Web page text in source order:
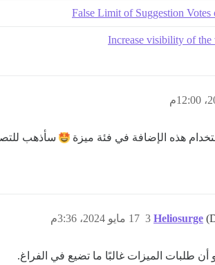
False Limit of Suggestion Votes
Increase visibility of the
هذه الإضافة في فئة ميزة سأذهب
Heliosurge 17 مايو 2024، 3:36م 3
أن طلبات الميزات غالبًا ما تضيع في الفراغ.